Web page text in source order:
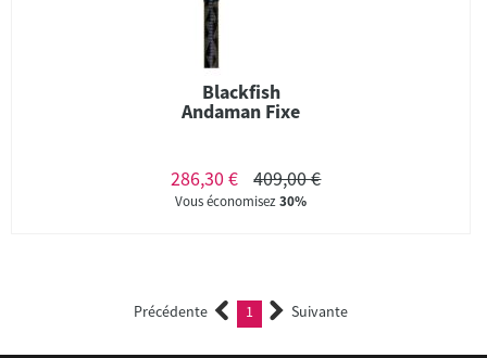
Blackfish
Andaman Fixe
286,30 € 409,00 €
Vous économisez30%
Précédente 1 (current)Suivante